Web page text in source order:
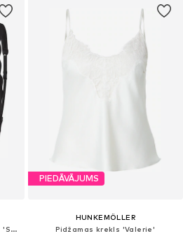
Trijstūra formas Bikini augšdaļa 'Scallop'
PIEDĀVĀJUMS
HUNKEMÖLLER
Pidžamas krekls 'Valerie'